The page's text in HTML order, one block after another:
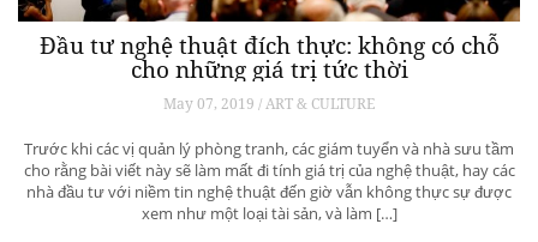
Đầu tư nghệ thuật đích thực: không có chỗ
cho những giá trị tức thời
May 07, 2019 / ART & CULTURE
Trước khi các vị quản lý phòng tranh, các giám tuyển và nhà sưu tầm
cho rằng bài viết này sẽ làm mất đi tính giá trị của nghệ thuật, hay các
nhà đầu tư với niềm tin nghệ thuật đến giờ vẫn không thực sự được
xem như một loại tài sản, và làm […]